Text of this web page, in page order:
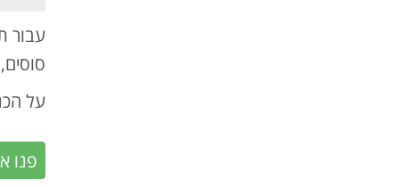
עבור
סוסים,
על הכנת
פנו